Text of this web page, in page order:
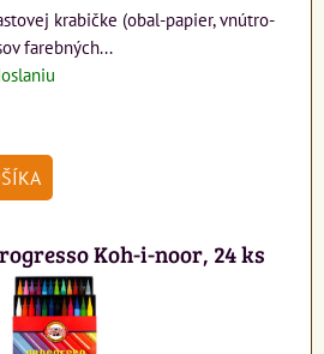
krabičke (obal-papier, vnútro-
farebných...
Koh-i-noor, 24 ks